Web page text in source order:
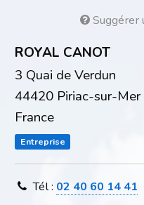
Suggérer
ROYAL CANOT
3 Quai de Verdun
44420 Piriac-sur-Mer
France
Entreprise
Tél : 02 40 60 14 41